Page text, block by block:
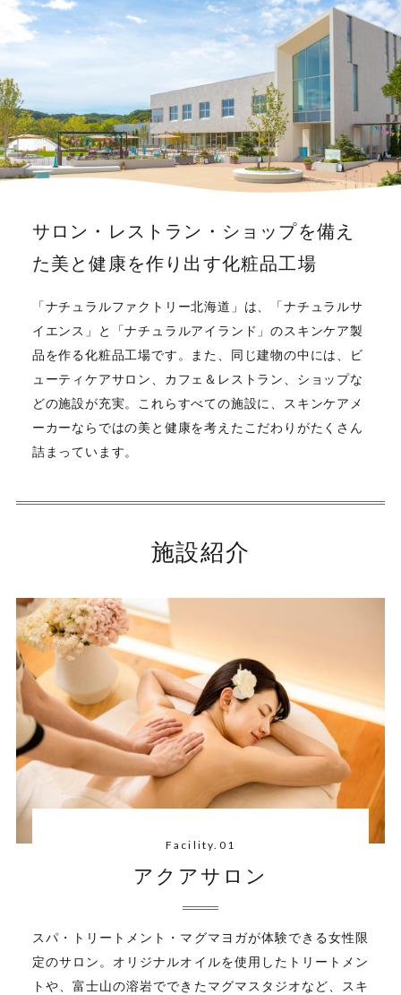
サロン・レストラン・ショップを備え
た美と健康を作り出す化粧品工場
「ナチュラルファクトリー北海道」は、「ナチュラルサ
イエンス」と「ナチュラルアイランド」のスキンケア製
品を作る化粧品工場です。また、同じ建物の中には、ビ
ューティケアサロン、カフェ＆レストラン、ショップな
どの施設が充実。これらすべての施設に、スキンケアメ
ーカーならではの美と健康を考えたこだわりがたくさん
詰まっています。
施設紹介
Facility.01
アクアサロン
スパ・トリートメント・マグマヨガが体験できる女性限
定のサロン。オリジナルオイルを使用したトリートメン
トや、富士山の溶岩でできたマグマスタジオなど、スキ